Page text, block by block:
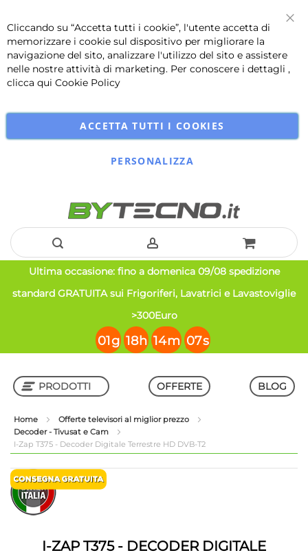
Cliccando su “Accetta tutti i cookie”, l'utente accetta di
memorizzare i cookie sul dispositivo per migliorare la
navigazione del sito, analizzare l'utilizzo del sito e assistere
nelle nostre attività di marketing. Per conoscere i dettagli ,
clicca qui Cookie Policy
ACCETTA TUTTI I COOKIES
PERSONALIZZA
Salta
al
Ultima occasione: fino a domenica 09/08 spedizione
standard GRATUITA sui Frigoriferi, Lavatrici e Lavastoviglie
>300Euro
01g 18h 14m 06s
PRODOTTI
Shop in Shop
OFFERTE BLOG
Home
Offerte televisori al miglior prezzo
Decoder - Tivusat e Cam
I-Zap T375 - Decoder Digitale Terrestre HD DVB-T2
Vai
alla
fine
della
Vai
all'inizio
della
galleria
immaginiI-ZAP T375 - DECODER DIGITALE